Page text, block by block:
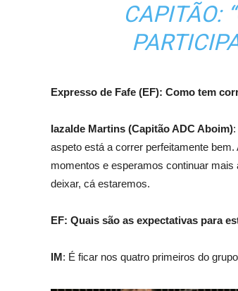
CAPITÃO:
Expresso de Fafe (EF): Como tem
Iazalde Martins (Capitão ADC Aboim)
aspeto está a correr perfeitamente
momentos e esperamos continuar mais
deixar, cá estaremos.
EF: Quais são as expectativas para
IM: É ficar nos quatro primeiros do